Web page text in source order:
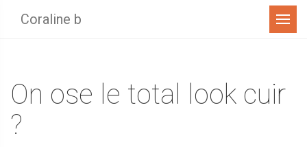
Coraline b Menu
On ose le total look cuir
?